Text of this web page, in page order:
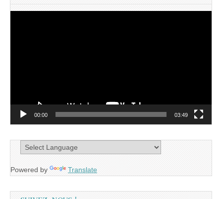
00:00 03:49
Powered by Translate